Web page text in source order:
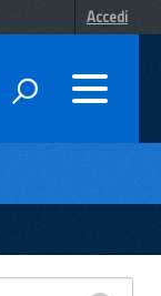
Accedi